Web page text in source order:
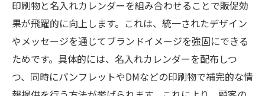
名入れカレンダー選びの地域ビジネス視点
とは
印刷物の選定基準と名入れの重要ポイント
北海道ビジネスに最適な名入れカレンダー
活用例
印刷物と名入れカレンダーを組み合わせることで販促効
果が飛躍的に向上します。これは、統一されたデザイン
やメッセージを通じてブランドイメージを強固にできる
ためです。具体的には、名入れカレンダーを配布しつ
つ、同時にパンフレットやDMなどの印刷物で補完的な情